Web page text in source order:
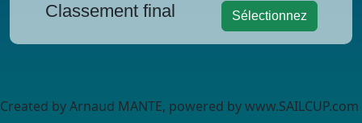
Classement final Sélectionnez
Created by Arnaud MANTE, powered by www.SAILCUP.com